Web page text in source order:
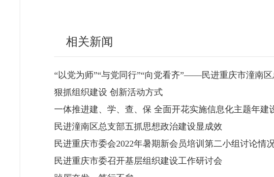
相关新闻
“以党为师”“与党同行”“向党看齐”——民进重庆市潼南
狠抓组织建设 创新活动方式
一体推进建、学、查、保 全面开花实施信息化主题年建
民进潼南区总支部五抓思想政治建设显成效
民进重庆市委会2022年暑期新会员培训第二小组讨论情
民进重庆市委召开基层组织建设工作研讨会